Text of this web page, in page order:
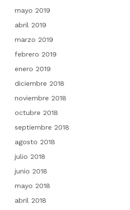
mayo 2019
abril 2019
marzo 2019
febrero 2019
enero 2019
diciembre 2018
noviembre 2018
octubre 2018
septiembre 2018
agosto 2018
julio 2018
junio 2018
mayo 2018
abril 2018